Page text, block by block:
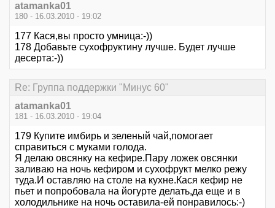
atamanka01
180 - 16.03.2010 - 19:02
177 Кася,вы просто умница:-))
178 Добавьте сухофруктину лучше. Будет лучше
десерта:-))
Re: Группа поддержки "Минус 60"
atamanka01
181 - 16.03.2010 - 19:04
179 Купите имбирь и зеленый чай,помогает
справиться с муками голода.
Я делаю овсянку на кефире.Пару ложек овсянки
заливаю на ночь кефиром и сухофрукт мелко режу
туда.И оставляю на столе на кухне.Кася кефир не
пьет и попробовала на йогурте делать,да еще и в
холодильнике на ночь оставила-ей понравилось:-)